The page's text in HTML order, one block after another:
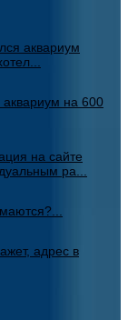
аквариум
аквариум на 600
на сайте
ра...
адрес в